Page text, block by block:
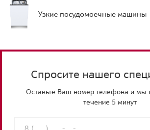
Узкие посудомоечные машины
Спросите нашего
Оставьте Ваш номер телефона и мы
течение 5 минут